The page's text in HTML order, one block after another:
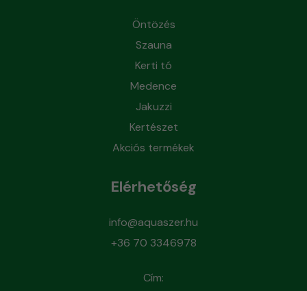
Öntözés
Szauna
Kerti tó
Medence
Jakuzzi
Kertészet
Akciós termékek
Elérhetőség
info@aquaszer.hu
+36 70 3346978
Cím: